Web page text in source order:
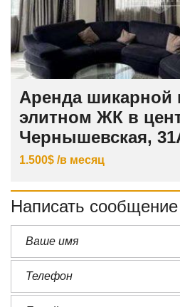
Аренда шикарной
элитном ЖК в
Чернышевская,
1.500$ /в месяц
Написать сообщение